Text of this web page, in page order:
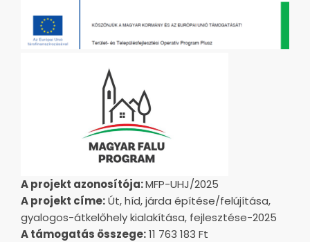
A projekt azonosítója:MFP-UHJ/2025
A projekt címe:Út, híd, járda építése/felújítása,
gyalogos-átkelőhely kialakítása, fejlesztése-2025
A támogatás összege:11 763 183 Ft